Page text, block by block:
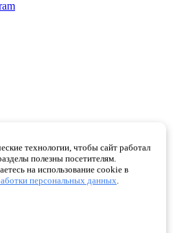
технологии, чтобы сайт работал
полезны посетителям.
на использование cookie в
персональных данных.